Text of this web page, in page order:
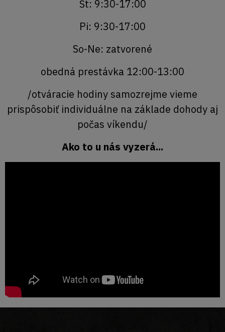
Št: 9:30-17:00
Pi: 9:30-17:00
So-Ne: zatvorené
obedná prestávka 12:00-13:00
/otváracie hodiny samozrejme vieme
prispôsobiť individuálne na základe dohody aj
počas víkendu/
Ako to u nás vyzerá...